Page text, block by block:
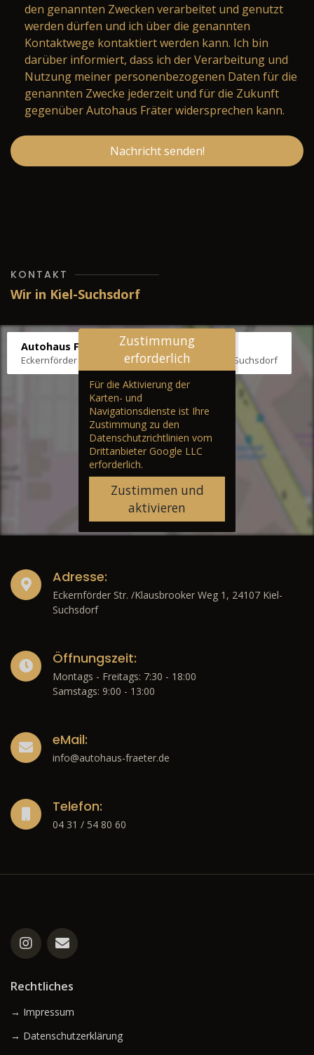
den genannten Zwecken verarbeitet und genutzt
werden dürfen und ich über die genannten
Kontaktwege kontaktiert werden kann. Ich bin
darüber informiert, dass ich der Verarbeitung und
Nutzung meiner personenbezogenen Daten für die
genannten Zwecke jederzeit und für die Zukunft
gegenüber Autohaus Fräter widersprechen kann.
Nachricht senden!
KONTAKT
Wir in Kiel-Suchsdorf
Autohaus Fräter
Eckernförder Str. /Klausbrooker Weg 1, 24107 Kiel-Suchsdorf
Zustimmung
erforderlich
Für die Aktivierung der
Karten- und
Navigationsdienste ist Ihre
Zustimmung zu den
Datenschutzrichtlinien vom
Drittanbieter Google LLC
erforderlich.
Zustimmen und
aktivieren
Adresse:
Eckernförder Str. /Klausbrooker Weg 1, 24107 Kiel-
Suchsdorf
Öffnungszeit:
Montags - Freitags: 7:30 - 18:00
Samstags: 9:00 - 13:00
eMail:
info@autohaus-fraeter.de
Telefon:
04 31 / 54 80 60
Rechtliches
→ Impressum
→ Datenschutzerklärung